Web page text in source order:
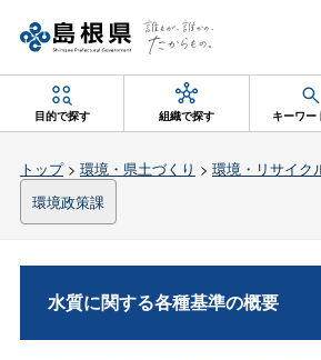
目的で探す 組織で探す キーワー
トップ> 環境・県土づくり > 環境・リサイク
環境政策課
水質に関する各種基準の概要